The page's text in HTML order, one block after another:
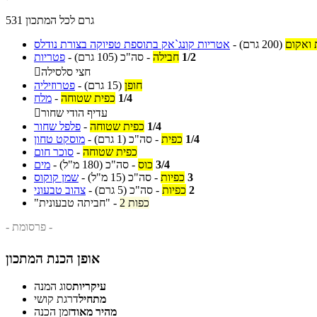
531 גרם לכל המתכון
אטריות קונג`אק בתוספת טפיוקה בצורת נודלס - ואקום (200 גרם)
פטריות - 1/2 חבילה - סה"כ (105 גרם)
חצי סלסילה
פטרוזיליה - חופן (15 גרם)
מלח - 1/4 כפית שטוחה
עדיף הודי שחור
פלפל שחור - 1/4 כפית שטוחה
מוסקט טחון - 1/4 כפית - סה"כ (1 גרם)
סוכר חום - כפית שטוחה
מים - 3/4 כוס - סה"כ (180 מ"ל)
שמן קוקוס - 3 כפיות - סה"כ (15 מ"ל)
צהוב טבעוני - 2 כפיות - סה"כ (5 גרם)
"חביתה טבעונית" -
2 כפות
- פרסומת -
אופן הכנת המתכון
עיקריותסוג המנה
מתחילדרגת קושי
מהיר מאודזמן הכנה